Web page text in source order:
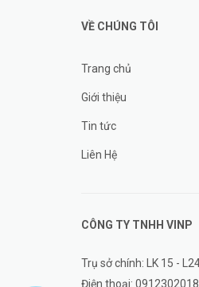
VỀ CHÚNG TÔI
Trang chủ
Giới thiệu
Tin tức
Liên Hệ
CÔNG TY TNHH VINP
Trụ sở chính: LK 15 -
Điện thoại: 0912302018